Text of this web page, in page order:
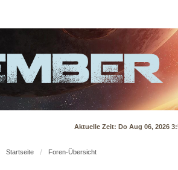
Aktuelle Zeit: Do Aug 06, 2026
Startseite Foren-Übersicht